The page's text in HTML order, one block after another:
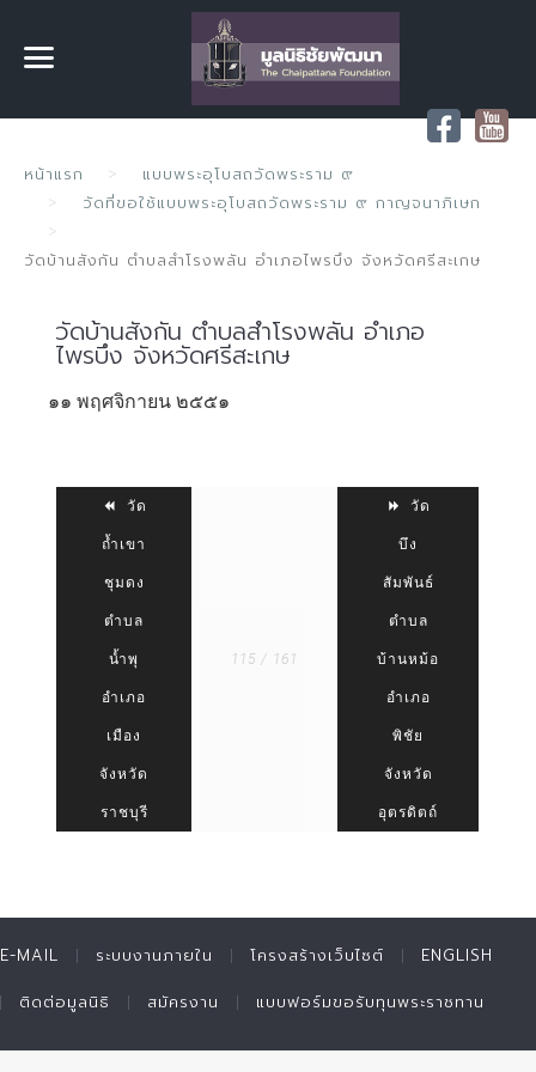
หน้าแรก
แบบพระอุโบสถวัดพระราม ๙
วัดที่ขอใช้แบบพระอุโบสถวัดพระราม ๙ กาญจนาภิเษก
วัดบ้านสังกัน ตำบลสำโรงพลัน อำเภอไพรบึง จังหวัดศรีสะเกษ
วัดบ้านสังกัน ตำบลสำโรงพลัน อำเภอ
ไพรบึง จังหวัดศรีสะเกษ
๑๑ พฤศจิกายน ๒๕๕๑
วัด
ถ้ำเขา
ชุมดง
ตำบล
น้ำพุ
อำเภอ
เมือง
จังหวัด
ราชบุรี
115 / 161
วัด
บึง
สัมพันธ์
ตำบล
บ้านหม้อ
อำเภอ
พิชัย
จังหวัด
อุตรดิตถ์
E-MAIL ระบบงานภายใน โครงสร้างเว็บไซต์ ENGLISH
ติดต่อมูลนิธิ สมัครงาน แบบฟอร์มขอรับทุนพระราชทาน